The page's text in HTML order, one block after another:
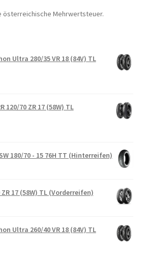
österreichische Mehrwertsteuer.
Ultra 280/35 VR 18 (84V) TL
120/70 ZR 17 (58W) TL
180/70 - 15 76H TT (Hinterreifen)
17 (58W) TL (Vorderreifen)
Ultra 260/40 VR 18 (84V) TL